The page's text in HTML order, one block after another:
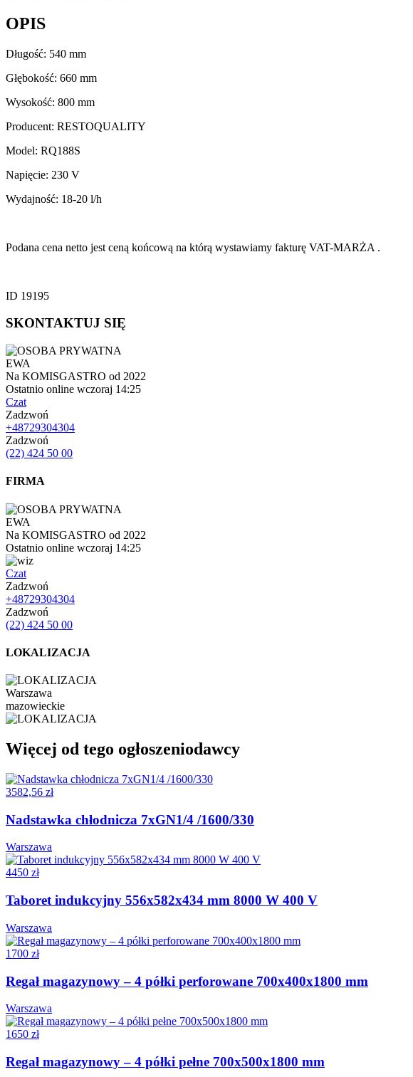
OPIS
Długość: 540 mm
Głębokość: 660 mm
Wysokość: 800 mm
Producent: RESTOQUALITY
Model: RQ188S
Napięcie: 230 V
Wydajność: 18-20 l/h
Podana cena netto jest ceną końcową na którą wystawiamy fakturę VAT-MARŻA .
ID 19195
SKONTAKTUJ SIĘ
EWA
Na KOMISGASTRO od 2022
Ostatnio online wczoraj 14:25
Czat
Zadzwoń
+48729304304
Zadzwoń
(22) 424 50 00
FIRMA
EWA
Na KOMISGASTRO od 2022
Ostatnio online wczoraj 14:25
Czat
Zadzwoń
+48729304304
Zadzwoń
(22) 424 50 00
LOKALIZACJA
Warszawa
mazowieckie
Więcej od tego ogłoszeniodawcy
3582,56 zł
Nadstawka chłodnicza 7xGN1/4 /1600/330
Warszawa
4450 zł
Taboret indukcyjny 556x582x434 mm 8000 W 400 V
Warszawa
1700 zł
Regał magazynowy – 4 półki perforowane 700x400x1800 mm
Warszawa
1650 zł
Regał magazynowy – 4 półki pełne 700x500x1800 mm